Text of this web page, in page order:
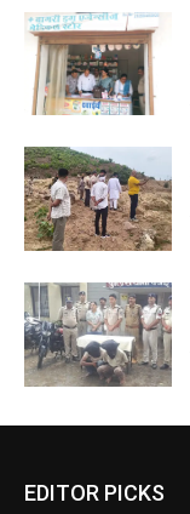
EDITOR PICKS